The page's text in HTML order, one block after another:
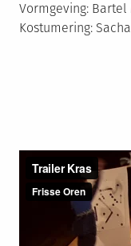
Vormgeving: Bartel
Kostumering: